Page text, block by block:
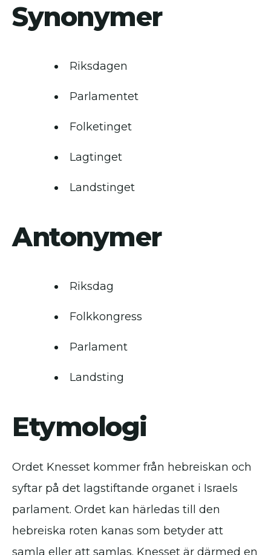
Synonymer
Riksdagen
Parlamentet
Folketinget
Lagtinget
Landstinget
Antonymer
Riksdag
Folkkongress
Parlament
Landsting
Etymologi
Ordet Knesset kommer från hebreiskan och
syftar på det lagstiftande organet i Israels
parlament. Ordet kan härledas till den
hebreiska roten kanas som betyder att
samla eller att samlas. Knesset är därmed en